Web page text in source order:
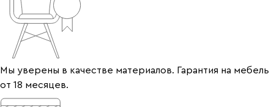
Мы уверены в качестве материалов. Гарантия на мебель
от 18 месяцев.